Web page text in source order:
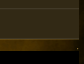
↑